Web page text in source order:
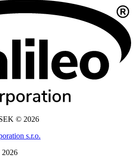
© 2026
s.r.o.
2026